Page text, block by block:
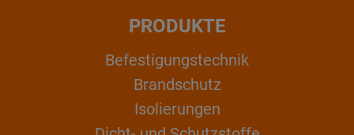
PRODUKTE
Befestigungstechnik
Brandschutz
Isolierungen